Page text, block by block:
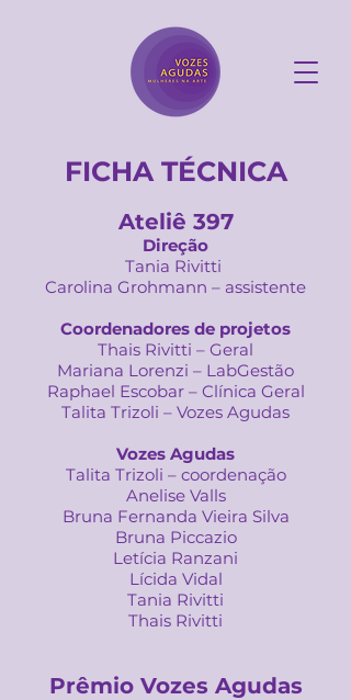
FICHA TÉCNICA
Ateliê 397
Direção
Tania Rivitti
Carolina Grohmann – assistente
Coordenadores de projetos
Thais Rivitti – Geral
Mariana Lorenzi – LabGestão
Raphael Escobar – Clínica Geral
Talita Trizoli – Vozes Agudas
Vozes Agudas
Talita Trizoli – coordenação
Anelise Valls
Bruna Fernanda Vieira Silva
Bruna Piccazio
Letícia Ranzani
Lícida Vidal
Tania Rivitti
Thais Rivitti
Prêmio Vozes Agudas